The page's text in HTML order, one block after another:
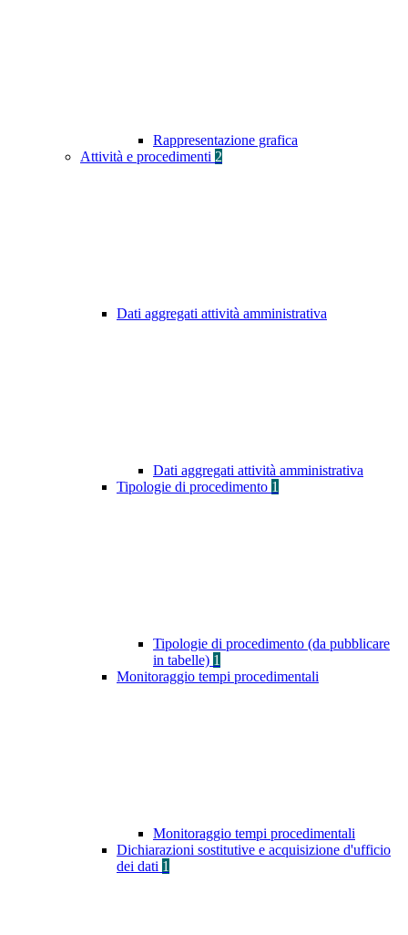
Rappresentazione grafica
Attività e procedimenti 2
Dati aggregati attività amministrativa
Dati aggregati attività amministrativa
Tipologie di procedimento 1
Tipologie di procedimento (da pubblicare
in tabelle) 1
Monitoraggio tempi procedimentali
Monitoraggio tempi procedimentali
Dichiarazioni sostitutive e acquisizione d'ufficio
dei dati 1